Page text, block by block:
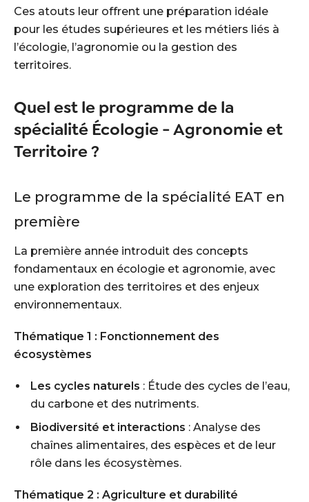
Ces atouts leur offrent une préparation idéale
pour les études supérieures et les métiers liés à
l’écologie, l’agronomie ou la gestion des
territoires.
Quel est le programme de la
spécialité Écologie - Agronomie et
Territoire ?
Le programme de la spécialité EAT en
première
La première année introduit des concepts
fondamentaux en écologie et agronomie, avec
une exploration des territoires et des enjeux
environnementaux.
Thématique 1 : Fonctionnement des
écosystèmes
Les cycles naturels : Étude des cycles de l’eau,
du carbone et des nutriments.
Biodiversité et interactions : Analyse des
chaînes alimentaires, des espèces et de leur
rôle dans les écosystèmes.
Thématique 2 : Agriculture et durabilité